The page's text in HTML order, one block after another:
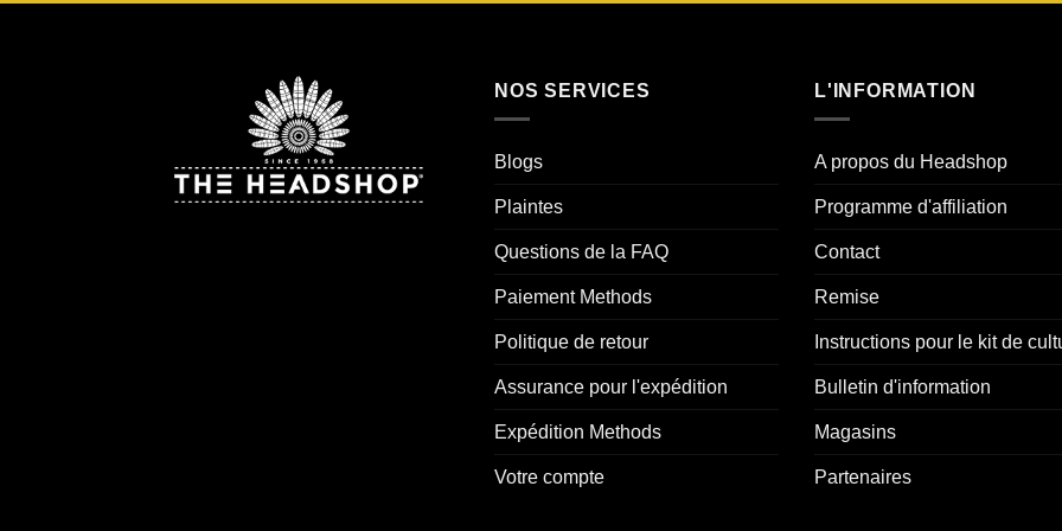
NOS SERVICES
Blogs
Plaintes
Questions de la FAQ
Paiement Methods
Politique de retour
Assurance pour l'expédition
Expédition Methods
Votre compte
L'INFORMATION
A propos du Headshop
Programme d'affiliation
Contact
Remise
Instructions pour le kit de
Bulletin d'information
Magasins
Partenaires